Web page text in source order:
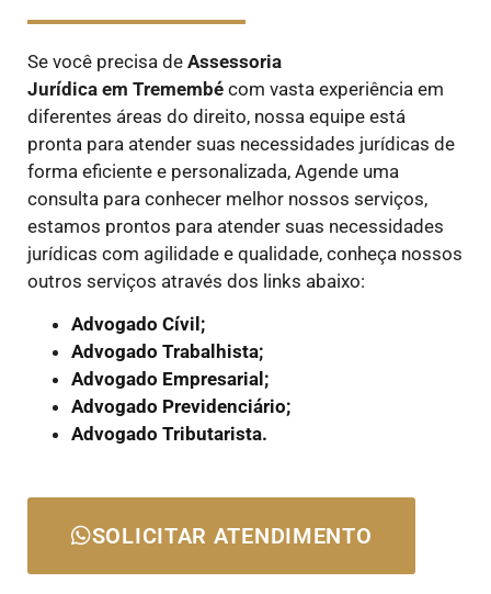
Se você precisa de Assessoria
Jurídica em Tremembé com vasta experiência em
diferentes áreas do direito, nossa equipe está
pronta para atender suas necessidades jurídicas de
forma eficiente e personalizada, Agende uma
consulta para conhecer melhor nossos serviços,
estamos prontos para atender suas necessidades
jurídicas com agilidade e qualidade, conheça nossos
outros serviços através dos links abaixo:
Advogado Cívil;
Advogado Trabalhista;
Advogado Empresarial;
Advogado Previdenciário;
Advogado Tributarista.
SOLICITAR ATENDIMENTO